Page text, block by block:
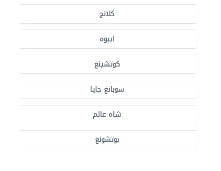
كلانج
ايبوه
كوتشينغ
سوبانغ جايا
شاه عالم
بوتشونغ